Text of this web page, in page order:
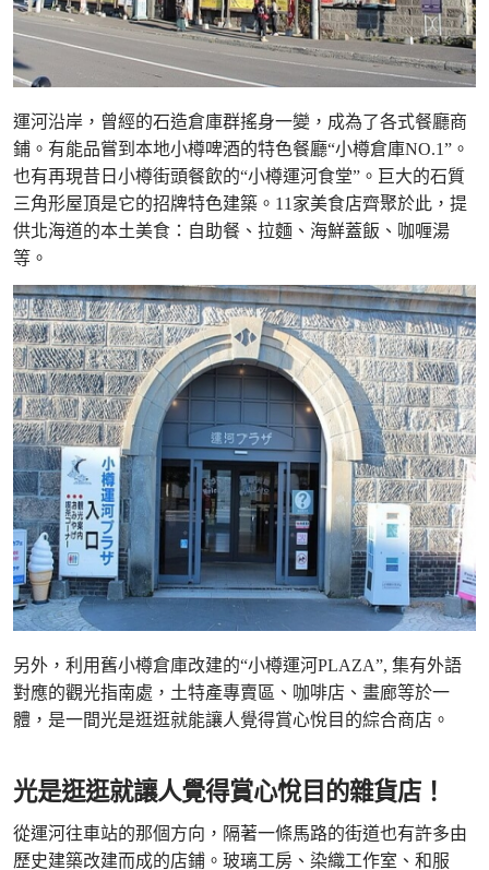
運河沿岸，曾經的石造倉庫群搖身一變，成為了各式餐廳商
鋪。有能品嘗到本地小樽啤酒的特色餐廳“小樽倉庫NO.1”。
也有再現昔日小樽街頭餐飲的“小樽運河食堂”。巨大的石質
三角形屋頂是它的招牌特色建築。11家美食店齊聚於此，提
供北海道的本土美食：自助餐、拉麵、海鮮蓋飯、咖喱湯
等。
另外，利用舊小樽倉庫改建的“小樽運河PLAZA”, 集有外語
對應的觀光指南處，土特產專賣區、咖啡店、畫廊等於一
體，是一間光是逛逛就能讓人覺得賞心悅目的綜合商店。
光是逛逛就讓人覺得賞心悅目的雜貨店！
從運河往車站的那個方向，隔著一條馬路的街道也有許多由
歷史建築改建而成的店鋪。玻璃工房、染織工作室、和服